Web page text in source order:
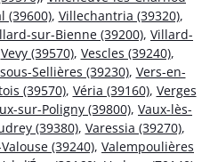
(39600), Villechantria (39320),
sur-Bienne (39200), Villard-
Vevy (39570), Vescles (39240),
Sellières (39230), Vers-en-
(39570), Véria (39160), Verges
sur-Poligny (39800), Vaux-lès-
(39380), Varessia (39270),
(39240), Valempoulières